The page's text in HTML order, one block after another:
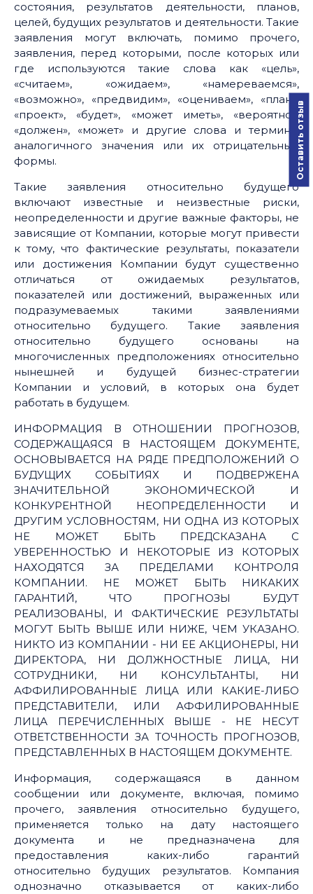
состояния, результатов деятельности, планов,
целей, будущих результатов и деятельности. Такие
заявления могут включать, помимо прочего,
заявления, перед которыми, после которых или
где используются такие слова как «цель»,
«считаем», «ожидаем», «намереваемся»,
«возможно», «предвидим», «оцениваем», «план»,
«проект», «будет», «может иметь», «вероятно»,
«должен», «может» и другие слова и термины
аналогичного значения или их отрицательные
формы.
Такие заявления относительно будущего
включают известные и неизвестные риски,
неопределенности и другие важные факторы, не
зависящие от Компании, которые могут привести
к тому, что фактические результаты, показатели
или достижения Компании будут существенно
отличаться от ожидаемых результатов,
показателей или достижений, выраженных или
подразумеваемых такими заявлениями
относительно будущего. Такие заявления
относительно будущего основаны на
многочисленных предположениях относительно
нынешней и будущей бизнес-стратегии
Компании и условий, в которых она будет
работать в будущем.
ИНФОРМАЦИЯ В ОТНОШЕНИИ ПРОГНОЗОВ,
СОДЕРЖАЩАЯСЯ В НАСТОЯЩЕМ ДОКУМЕНТЕ,
ОСНОВЫВАЕТСЯ НА РЯДЕ ПРЕДПОЛОЖЕНИЙ О
БУДУЩИХ СОБЫТИЯХ И ПОДВЕРЖЕНА
ЗНАЧИТЕЛЬНОЙ ЭКОНОМИЧЕСКОЙ И
КОНКУРЕНТНОЙ НЕОПРЕДЕЛЕННОСТИ И
ДРУГИМ УСЛОВНОСТЯМ, НИ ОДНА ИЗ КОТОРЫХ
НЕ МОЖЕТ БЫТЬ ПРЕДСКАЗАНА С
УВЕРЕННОСТЬЮ И НЕКОТОРЫЕ ИЗ КОТОРЫХ
НАХОДЯТСЯ ЗА ПРЕДЕЛАМИ КОНТРОЛЯ
КОМПАНИИ. НЕ МОЖЕТ БЫТЬ НИКАКИХ
ГАРАНТИЙ, ЧТО ПРОГНОЗЫ БУДУТ
РЕАЛИЗОВАНЫ, И ФАКТИЧЕСКИЕ РЕЗУЛЬТАТЫ
МОГУТ БЫТЬ ВЫШЕ ИЛИ НИЖЕ, ЧЕМ УКАЗАНО.
НИКТО ИЗ КОМПАНИИ - НИ ЕЕ АКЦИОНЕРЫ, НИ
ДИРЕКТОРА, НИ ДОЛЖНОСТНЫЕ ЛИЦА, НИ
СОТРУДНИКИ, НИ КОНСУЛЬТАНТЫ, НИ
АФФИЛИРОВАННЫЕ ЛИЦА ИЛИ КАКИЕ-ЛИБО
ПРЕДСТАВИТЕЛИ, ИЛИ АФФИЛИРОВАННЫЕ
ЛИЦА ПЕРЕЧИСЛЕННЫХ ВЫШЕ - НЕ НЕСУТ
ОТВЕТСТВЕННОСТИ ЗА ТОЧНОСТЬ ПРОГНОЗОВ,
ПРЕДСТАВЛЕННЫХ В НАСТОЯЩЕМ ДОКУМЕНТЕ.
Информация, содержащаяся в данном
сообщении или документе, включая, помимо
прочего, заявления относительно будущего,
применяется только на дату настоящего
документа и не предназначена для
предоставления каких-либо гарантий
относительно будущих результатов. Компания
однозначно отказывается от каких-либо
Оставить отзыв